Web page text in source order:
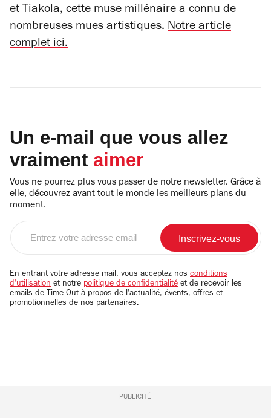
et Tiakola, cette muse millénaire a connu de
nombreuses mues artistiques. Notre article
complet ici.
Un e-mail que vous allez
vraiment aimer
Vous ne pourrez plus vous passer de notre newsletter. Grâce à
elle, découvrez avant tout le monde les meilleurs plans du
moment.
email
En entrant votre adresse mail, vous acceptez nos conditions
d'utilisation et notre politique de confidentialité et de recevoir les
emails de Time Out à propos de l'actualité, évents, offres et
promotionnelles de nos partenaires.
PUBLICITÉ